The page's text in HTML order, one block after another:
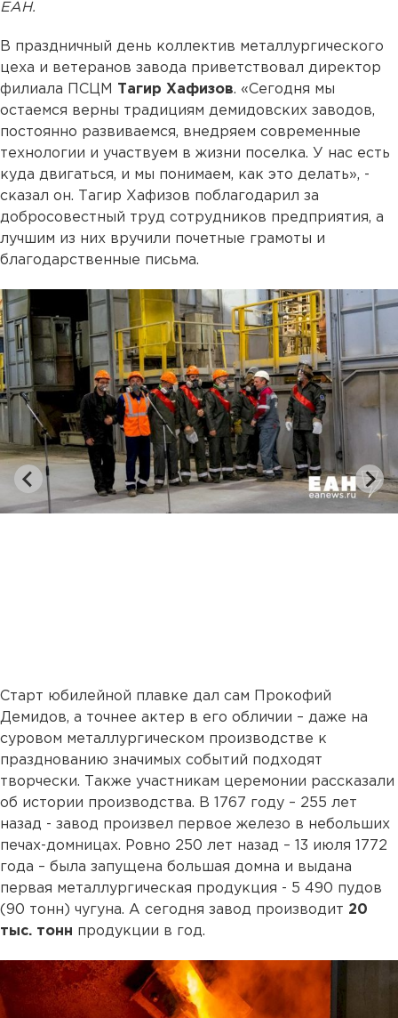
ЕАН.
В праздничный день коллектив металлургического
цеха и ветеранов завода приветствовал директор
филиала ПСЦМ Тагир Хафизов. «Сегодня мы
остаемся верны традициям демидовских заводов,
постоянно развиваемся, внедряем современные
технологии и участвуем в жизни поселка. У нас есть
куда двигаться, и мы понимаем, как это делать», -
сказал он. Тагир Хафизов поблагодарил за
добросовестный труд сотрудников предприятия, а
лучшим из них вручили почетные грамоты и
благодарственные письма.
Старт юбилейной плавке дал сам Прокофий
Демидов, а точнее актер в его обличии – даже на
суровом металлургическом производстве к
празднованию значимых событий подходят
творчески. Также участникам церемонии рассказали
об истории производства. В 1767 году – 255 лет
назад - завод произвел первое железо в небольших
печах-домницах. Ровно 250 лет назад – 13 июля 1772
года – была запущена большая домна и выдана
первая металлургическая продукция - 5 490 пудов
(90 тонн) чугуна. А сегодня завод производит 20
тыс. тонн продукции в год.